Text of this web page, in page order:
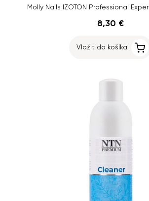
8,30 €
Vložiť do košíka